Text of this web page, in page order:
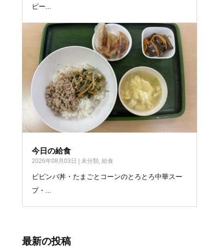
ピー...
今日の給食
2026年08月03日 未分類, 給食
ビビンバ丼・たまごとコーンのとろとろ中華スー
プ・...
最新の投稿